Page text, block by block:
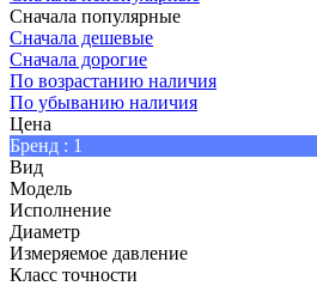
Сначала популярные
Сначала дешевые
Сначала дорогие
По возрастанию наличия
По убыванию наличия
Цена
Бренд : 1
Вид
Модель
Исполнение
Диаметр
Измеряемое давление
Класс точности